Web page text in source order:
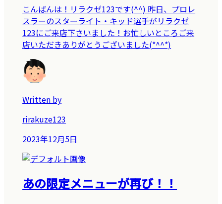
こんばんは！リラクゼ123です(^^) 昨日、プロレ
スラーのスターライト・キッド選手がリラクゼ
123にご来店下さいました！お忙しいところご来
店いただきありがとうございました(*^^*)
Written by
rirakuze123
2023年12月5日
あの限定メニューが再び！！